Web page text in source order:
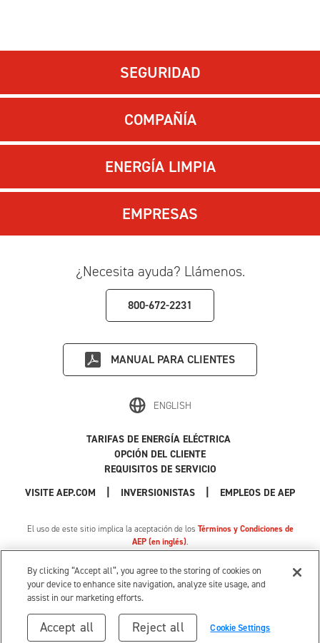
SEGURIDAD
COMPAÑÍA
ENERGÍA LIMPIA
EMPRESAS
¿Necesita ayuda? Llámenos.
800-672-2231
MANUAL PARA CLIENTES
ENGLISH
VISITE AEP.COM INVERSIONISTAS EMPLEOS DE AEP
TARIFAS DE ENERGÍA ELÉCTRICA
OPCIÓN DEL CLIENTE
REQUISITOS DE SERVICIO
El uso de este sitio implica la aceptación de los Términos y Condiciones de
AEP (en inglés).
Política de Privacidad
| Cookie Settings
|
Sus opciones de privacidad
© 1996-2026 American Electric Power. Todos los Derechos Reservados.
By clicking “Accept all”, you agree to the storing of cookies on
your device to enhance site navigation, analyze site usage, and
assist in our marketing efforts.
Cookie Settings
Reject all
Accept all